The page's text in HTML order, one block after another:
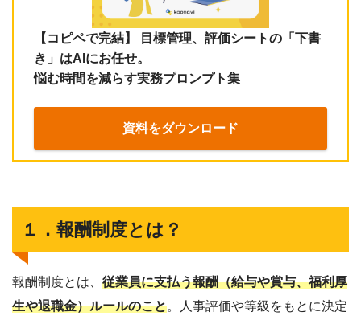
【コピペで完結】 目標管理、評価シートの「下書
き」はAIにお任せ。
悩む時間を減らす実務プロンプト集
資料をダウンロード
１．報酬制度とは？
報酬制度とは、 従業員に支払う報酬（給与や賞与、福利厚
生や退職金）ルールのこと。人事評価や等級をもとに決定